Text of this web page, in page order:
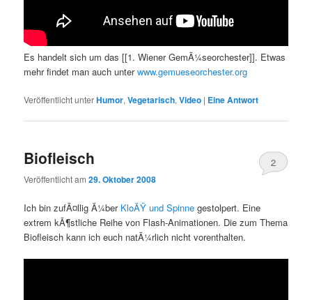
Es handelt sich um das [[1. Wiener GemÃ¼seorchester]]. Etwas
mehr findet man auch unterwww.gemueseorchester.org
Veröffentlicht unterHumor,Vegetarisch,Video | EineAntwort
Biofleisch
Veröffentlicht am29. Oktober 2008
2
Ich bin zufÃ¤llig Ã¼ber KloÃŸ und Spinne gestolpert. Eine
extrem kÃ¶stliche Reihe von Flash-Animationen. Die zum Thema
Biofleisch kann ich euch natÃ¼rlich nicht vorenthalten.